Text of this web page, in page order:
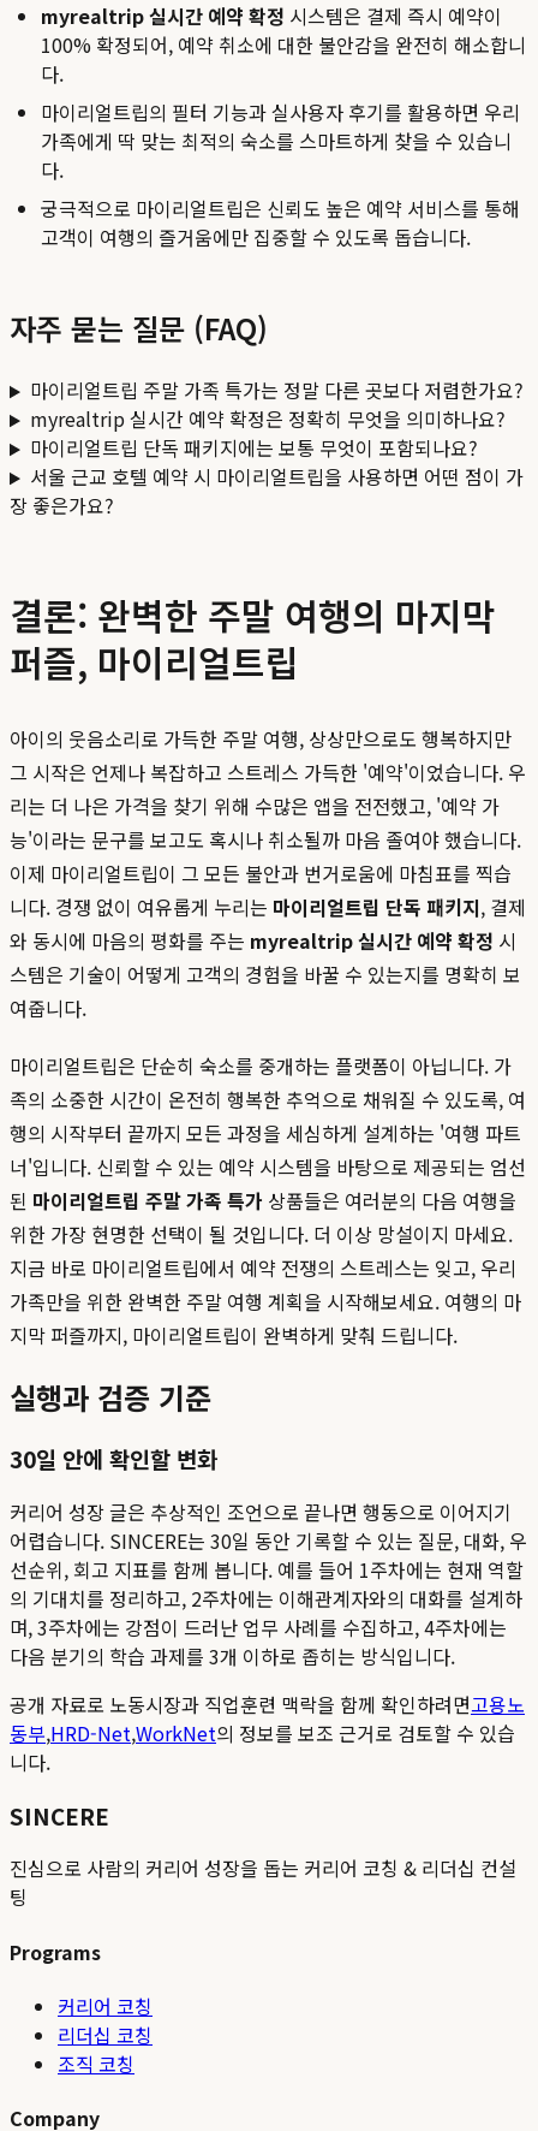
myrealtrip 실시간 예약 확정 시스템은 결제 즉시 예약이
100% 확정되어, 예약 취소에 대한 불안감을 완전히 해소합니
다.
마이리얼트립의 필터 기능과 실사용자 후기를 활용하면 우리
가족에게 딱 맞는 최적의 숙소를 스마트하게 찾을 수 있습니
다.
궁극적으로 마이리얼트립은 신뢰도 높은 예약 서비스를 통해
고객이 여행의 즐거움에만 집중할 수 있도록 돕습니다.
자주 묻는 질문 (FAQ)
마이리얼트립 주말 가족 특가는 정말 다른 곳보다 저렴한가요?
myrealtrip 실시간 예약 확정은 정확히 무엇을 의미하나요?
마이리얼트립 단독 패키지에는 보통 무엇이 포함되나요?
서울 근교 호텔 예약 시 마이리얼트립을 사용하면 어떤 점이 가
장 좋은가요?
결론: 완벽한 주말 여행의 마지막
퍼즐, 마이리얼트립
아이의 웃음소리로 가득한 주말 여행, 상상만으로도 행복하지만
그 시작은 언제나 복잡하고 스트레스 가득한 '예약'이었습니다. 우
리는 더 나은 가격을 찾기 위해 수많은 앱을 전전했고, '예약 가
능'이라는 문구를 보고도 혹시나 취소될까 마음 졸여야 했습니다.
이제 마이리얼트립이 그 모든 불안과 번거로움에 마침표를 찍습
니다. 경쟁 없이 여유롭게 누리는 마이리얼트립 단독 패키지, 결제
와 동시에 마음의 평화를 주는 myrealtrip 실시간 예약 확정 시
스템은 기술이 어떻게 고객의 경험을 바꿀 수 있는지를 명확히 보
여줍니다.
마이리얼트립은 단순히 숙소를 중개하는 플랫폼이 아닙니다. 가
족의 소중한 시간이 온전히 행복한 추억으로 채워질 수 있도록, 여
행의 시작부터 끝까지 모든 과정을 세심하게 설계하는 '여행 파트
너'입니다. 신뢰할 수 있는 예약 시스템을 바탕으로 제공되는 엄선
된 마이리얼트립 주말 가족 특가 상품들은 여러분의 다음 여행을
위한 가장 현명한 선택이 될 것입니다. 더 이상 망설이지 마세요.
지금 바로 마이리얼트립에서 예약 전쟁의 스트레스는 잊고, 우리
가족만을 위한 완벽한 주말 여행 계획을 시작해보세요. 여행의 마
지막 퍼즐까지, 마이리얼트립이 완벽하게 맞춰 드립니다.
실행과 검증 기준
30일 안에 확인할 변화
커리어 성장 글은 추상적인 조언으로 끝나면 행동으로 이어지기
어렵습니다. SINCERE는 30일 동안 기록할 수 있는 질문, 대화, 우
선순위, 회고 지표를 함께 봅니다. 예를 들어 1주차에는 현재 역할
의 기대치를 정리하고, 2주차에는 이해관계자와의 대화를 설계하
며, 3주차에는 강점이 드러난 업무 사례를 수집하고, 4주차에는
다음 분기의 학습 과제를 3개 이하로 좁히는 방식입니다.
공개 자료로 노동시장과 직업훈련 맥락을 함께 확인하려면고용노
동부,HRD-Net,WorkNet의 정보를 보조 근거로 검토할 수 있습
니다.
SINCERE
진심으로 사람의 커리어 성장을 돕는 커리어 코칭 & 리더십 컨설
팅
Programs
커리어 코칭
리더십 코칭
조직 코칭
Company